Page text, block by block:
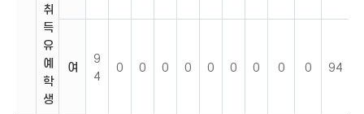
취
득
유
예
학
생
여
9
4
0 0 0 0 0 0 0 0 0 94